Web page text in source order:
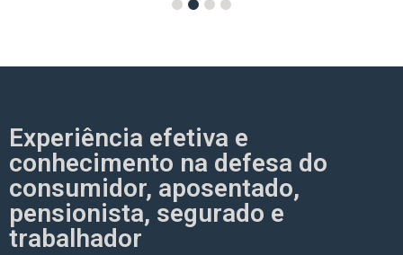
4
Experiência efetiva e
conhecimento na defesa do
consumidor, aposentado,
pensionista, segurado e
trabalhador